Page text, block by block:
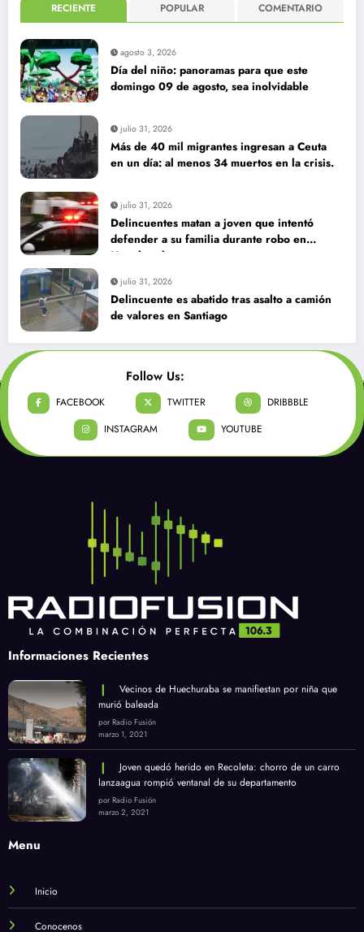
RECIENTE POPULAR COMENTARIO
agosto 3, 2026
Día del niño: panoramas para que este
domingo 09 de agosto, sea inolvidable
julio 31, 2026
Más de 40 mil migrantes ingresan a Ceuta
en un día: al menos 34 muertos en la crisis.
julio 31, 2026
Delincuentes matan a joven que intentó
defender a su familia durante robo en
Huechuraba
julio 31, 2026
Delincuente es abatido tras asalto a camión
de valores en Santiago
Follow Us:
FACEBOOK TWITTER
DRIBBBLE
INSTAGRAM
YOUTUBE
Informaciones Recientes
Vecinos de Huechuraba se manifiestan por niña que
murió baleada
por Radio Fusión
marzo 1, 2021
Joven quedó herido en Recoleta: chorro de un carro
lanzaagua rompió ventanal de su departamento
por Radio Fusión
marzo 2, 2021
Menu
Inicio
Conocenos